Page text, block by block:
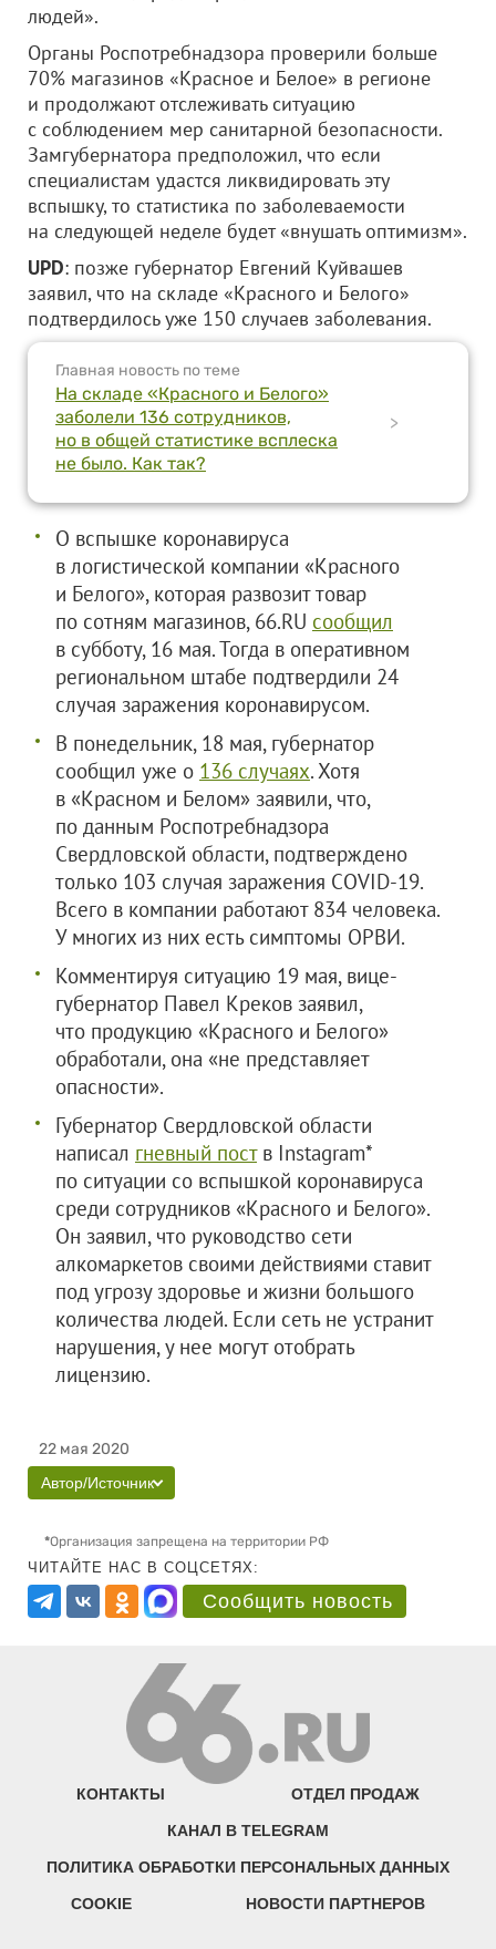
людей».
Органы Роспотребнадзора проверили больше
70% магазинов «Красное и Белое» в регионе
и продолжают отслеживать ситуацию
с соблюдением мер санитарной безопасности.
Замгубернатора предположил, что если
специалистам удастся ликвидировать эту
вспышку, то статистика по заболеваемости
на следующей неделе будет «внушать оптимизм».
UPD: позже губернатор Евгений Куйвашев
заявил, что на складе «Красного и Белого»
подтвердилось уже 150 случаев заболевания.
Главная новость по теме
На складе «Красного и Белого»
заболели 136 сотрудников,
но в общей статистике всплеска
не было. Как так?
>
О вспышке коронавируса
в логистической компании «Красного
и Белого», которая развозит товар
по сотням магазинов, 66.RU сообщил
в субботу, 16 мая. Тогда в оперативном
региональном штабе подтвердили 24
случая заражения коронавирусом.
В понедельник, 18 мая, губернатор
сообщил уже о 136 случаях. Хотя
в «Красном и Белом» заявили, что,
по данным Роспотребнадзора
Свердловской области, подтверждено
только 103 случая заражения COVID-19.
Всего в компании работают 834 человека.
У многих из них есть симптомы ОРВИ.
Комментируя ситуацию 19 мая, вице-
губернатор Павел Креков заявил,
что продукцию «Красного и Белого»
обработали, она «не представляет
опасности».
Губернатор Свердловской области
написал гневный поств Instagram*
по ситуации со вспышкой коронавируса
среди сотрудников «Красного и Белого».
Он заявил, что руководство сети
алкомаркетов своими действиями ставит
под угрозу здоровье и жизни большого
количества людей. Если сеть не устранит
нарушения, у нее могут отобрать
лицензию.
22 мая 2020
Автор/Источник
*Организация запрещена на территории РФ
ЧИТАЙТЕ НАС В СОЦСЕТЯХ:
Сообщить новость
КОНТАКТЫ ОТДЕЛ ПРОДАЖ
КАНАЛ В TELEGRAM
ПОЛИТИКА ОБРАБОТКИ ПЕРСОНАЛЬНЫХ ДАННЫХ
COOKIE НОВОСТИ ПАРТНЕРОВ